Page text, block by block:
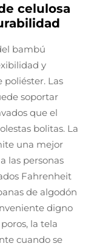
celulosa
bambú
y
poliéster. Las
soportar
que el
bolitas. La
una mejor
las personas
Fahrenheit
de algodón
digno
la tela
cuando se